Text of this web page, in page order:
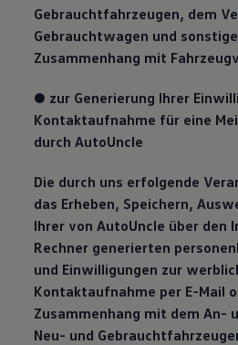
Gebrauchtfahrzeugen, dem
Gebrauchtwagen und
Zusammenhang mit
● zur Generierung Ihrer
Kontaktaufnahme für eine
durch AutoUncle
Die durch uns erfolgende
das Erheben, Speichern,
Ihrer von AutoUncle über den
Rechner generierten
und Einwilligungen zur
Kontaktaufnahme per E-Mail
Zusammenhang mit dem An-
Neu- und